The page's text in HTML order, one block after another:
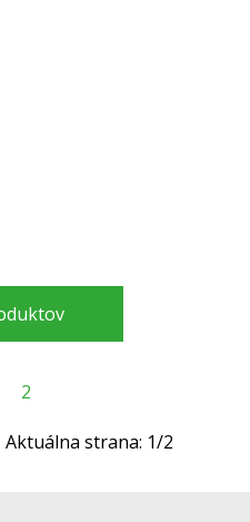
2
Aktuálna strana: 1/2